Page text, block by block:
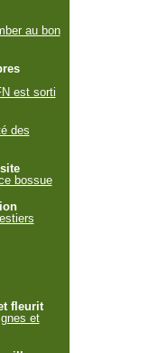
au bon
est sorti
des
bossue
fleurit
et